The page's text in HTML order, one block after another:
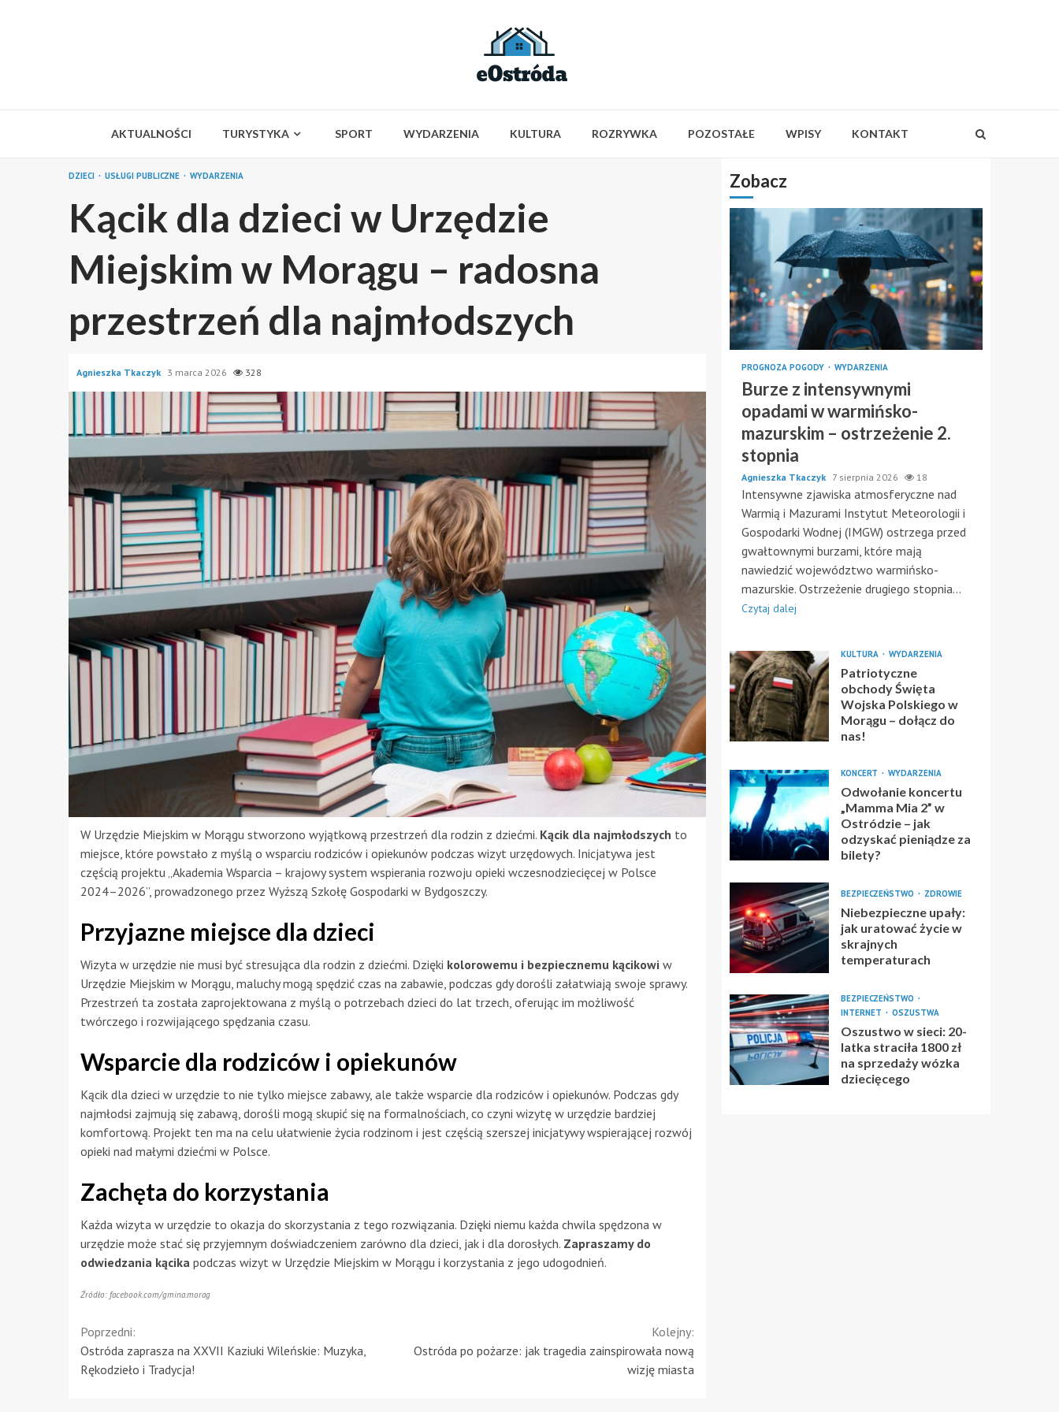
AKTUALNOŚCI TURYSTYKA SPORT WYDARZENIA KULTURA ROZRYWKA POZOSTAŁE WPISY KONTAKT
DZIECI USŁUGI PUBLICZNE WYDARZENIA
Kącik dla dzieci w Urzędzie
Miejskim w Morągu – radosna
przestrzeń dla najmłodszych
Agnieszka Tkaczyk 3 marca 2026 328
W Urzędzie Miejskim w Morągu stworzono wyjątkową przestrzeń dla rodzin z dziećmi. Kącik dla najmłodszych to
miejsce, które powstało z myślą o wsparciu rodziców i opiekunów podczas wizyt urzędowych. Inicjatywa jest
częścią projektu „Akademia Wsparcia – krajowy system wspierania rozwoju opieki wczesnodziecięcej w Polsce
2024–2026”, prowadzonego przez Wyższą Szkołę Gospodarki w Bydgoszczy.
Przyjazne miejsce dla dzieci
Wizyta w urzędzie nie musi być stresująca dla rodzin z dziećmi. Dzięki kolorowemu i bezpiecznemu kącikowi w
Urzędzie Miejskim w Morągu, maluchy mogą spędzić czas na zabawie, podczas gdy dorośli załatwiają swoje sprawy.
Przestrzeń ta została zaprojektowana z myślą o potrzebach dzieci do lat trzech, oferując im możliwość
twórczego i rozwijającego spędzania czasu.
Wsparcie dla rodziców i opiekunów
Kącik dla dzieci w urzędzie to nie tylko miejsce zabawy, ale także wsparcie dla rodziców i opiekunów. Podczas gdy
najmłodsi zajmują się zabawą, dorośli mogą skupić się na formalnościach, co czyni wizytę w urzędzie bardziej
komfortową. Projekt ten ma na celu ułatwienie życia rodzinom i jest częścią szerszej inicjatywy wspierającej rozwój
opieki nad małymi dziećmi w Polsce.
Zachęta do korzystania
Każda wizyta w urzędzie to okazja do skorzystania z tego rozwiązania. Dzięki niemu każda chwila spędzona w
urzędzie może stać się przyjemnym doświadczeniem zarówno dla dzieci, jak i dla dorosłych. Zapraszamy do
odwiedzania kącika podczas wizyt w Urzędzie Miejskim w Morągu i korzystania z jego udogodnień.
Źródło: facebook.com/gmina.morag
Continue
Reading
Poprzedni:
Ostróda zaprasza na XXVII Kaziuki Wileńskie: Muzyka,
Rękodzieło i Tradycja!
Kolejny:
Ostróda po pożarze: jak tragedia zainspirowała nową
wizję miasta
Zobacz
PROGNOZA POGODY WYDARZENIA
Burze z intensywnymi
opadami w warmińsko-
mazurskim – ostrzeżenie 2.
stopnia
Agnieszka Tkaczyk 7 sierpnia 2026 18
Intensywne zjawiska atmosferyczne nad
Warmią i Mazurami Instytut Meteorologii i
Gospodarki Wodnej (IMGW) ostrzega przed
gwałtownymi burzami, które mają
nawiedzić województwo warmińsko-
mazurskie. Ostrzeżenie drugiego stopnia...
Czytaj dalej
KULTURA WYDARZENIA
Patriotyczne
obchody Święta
Wojska Polskiego w
Morągu – dołącz do
nas!
KONCERT WYDARZENIA
Odwołanie koncertu
„Mamma Mia 2” w
Ostródzie – jak
odzyskać pieniądze za
bilety?
BEZPIECZEŃSTWO ZDROWIE
Niebezpieczne upały:
jak uratować życie w
skrajnych
temperaturach
BEZPIECZEŃSTWO
INTERNET
OSZUSTWA
Oszustwo w sieci: 20-
latka straciła 1800 zł
na sprzedaży wózka
dziecięcego